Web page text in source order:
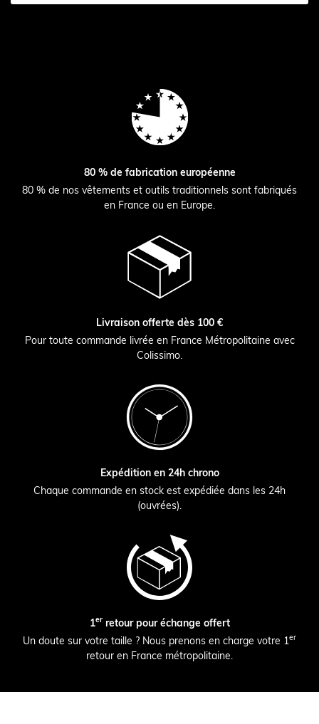
80 % de fabrication européenne
80 % de nos vêtements et outils traditionnels sont fabriqués
en France ou en Europe.
Livraison offerte dès 100 €
Pour toute commande livrée en France Métropolitaine avec
Colissimo.
Expédition en 24h chrono
Chaque commande en stock est expédiée dans les 24h
(ouvrées).
1erretour pour échange offert
Un doute sur votre taille ? Nous prenons en charge votre 1er
retour en France métropolitaine.